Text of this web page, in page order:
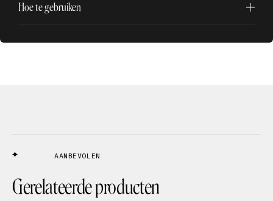
Hoe te gebruiken
AANBEVOLEN
Gerelateerde producten